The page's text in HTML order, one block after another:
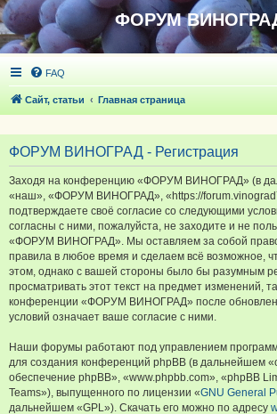
ФОРУМ
FAQ
Сайт, статьи Главная страница
ФОРУМ ВИНОГРАД - Регистрация
Заходя на конференцию «ФОРУМ ВИНОГРАД» (в
«наш», «ФОРУМ ВИНОГРАД», «https://
подтверждаете своё согласие со следующими
согласны с ними, пожалуйста, не заходите и не
«ФОРУМ ВИНОГРАД». Мы оставляем за собой
правила в любое время и сделаем всё возможное,
этом, однако с вашей стороны было бы разумным
просматривать этот текст на предмет изменений,
конференции «ФОРУМ ВИНОГРАД» после
условий означает ваше согласие с ними.
Наши форумы работают под управлением
для создания конференций phpBB (в дальнейшем
обеспечение phpBB», «www.phpbb.com», «phpBB
Teams»), выпущенного по лицензии «GNU General
дальнейшем «GPL»). Скачать его можно по адресу